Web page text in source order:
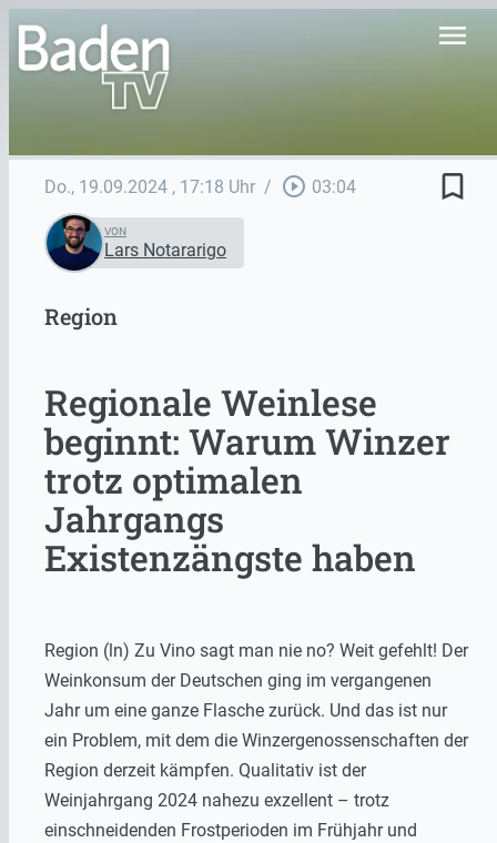
menu
Do., 19.09.2024 , 17:18 Uhr / play_circle_outline 03:04 bookmark_border
VON
Lars Notararigo
Region
Regionale Weinlese
beginnt: Warum Winzer
trotz optimalen
Jahrgangs
Existenzängste haben
Region (ln) Zu Vino sagt man nie no? Weit gefehlt! Der
Weinkonsum der Deutschen ging im vergangenen
Jahr um eine ganze Flasche zurück. Und das ist nur
ein Problem, mit dem die Winzergenossenschaften der
Region derzeit kämpfen. Qualitativ ist der
Weinjahrgang 2024 nahezu exzellent – trotz
einschneidenden Frostperioden im Frühjahr und